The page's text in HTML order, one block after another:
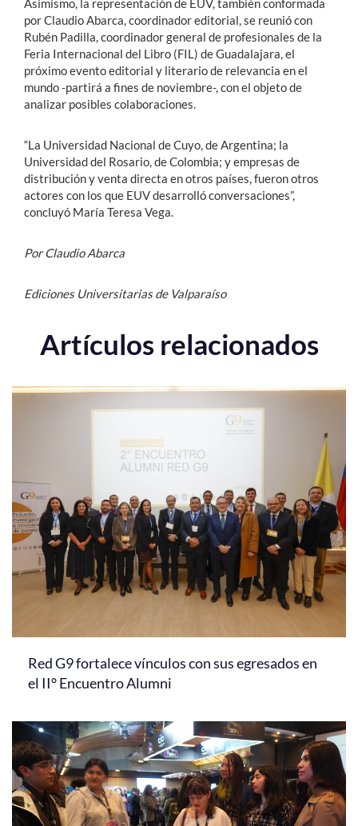
Asimismo, la representación de EUV, también conformada
por Claudio Abarca, coordinador editorial, se reunió con
Rubén Padilla, coordinador general de profesionales de la
Feria Internacional del Libro (FIL) de Guadalajara, el
próximo evento editorial y literario de relevancia en el
mundo -partirá a fines de noviembre-, con el objeto de
analizar posibles colaboraciones.
“La Universidad Nacional de Cuyo, de Argentina; la
Universidad del Rosario, de Colombia; y empresas de
distribución y venta directa en otros países, fueron otros
actores con los que EUV desarrolló conversaciones”,
concluyó María Teresa Vega.
Por Claudio Abarca
Ediciones Universitarias de Valparaíso
Artículos relacionados
Red G9 fortalece vínculos con sus egresados en
el II° Encuentro Alumni